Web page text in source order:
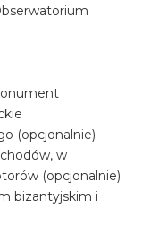
(opcjonalnie)
w
(opcjonalnie)
bizantyjskim i